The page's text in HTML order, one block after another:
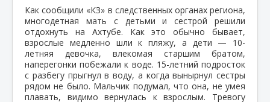
Как сообщили «КЗ» в следственных органах региона,
многодетная мать с детьми и сестрой решили
отдохнуть на Ахтубе. Как это обычно бывает,
взрослые медленно шли к пляжу, а дети — 10-
летняя девочка, влекомая старшим братом,
наперегонки побежали к воде. 15-летний подросток
с разбегу прыгнул в воду, а когда вынырнул сестры
рядом не было. Мальчик подумал, что она, не умея
плавать, видимо вернулась к взрослым. Тревогу